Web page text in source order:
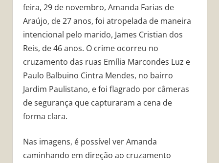
feira, 29 de novembro, Amanda Farias de
Araújo, de 27 anos, foi atropelada de maneira
intencional pelo marido, James Cristian dos
Reis, de 46 anos. O crime ocorreu no
cruzamento das ruas Emília Marcondes Luz e
Paulo Balbuino Cintra Mendes, no bairro
Jardim Paulistano, e foi flagrado por câmeras
de segurança que capturaram a cena de
forma clara.
Nas imagens, é possível ver Amanda
caminhando em direção ao cruzamento